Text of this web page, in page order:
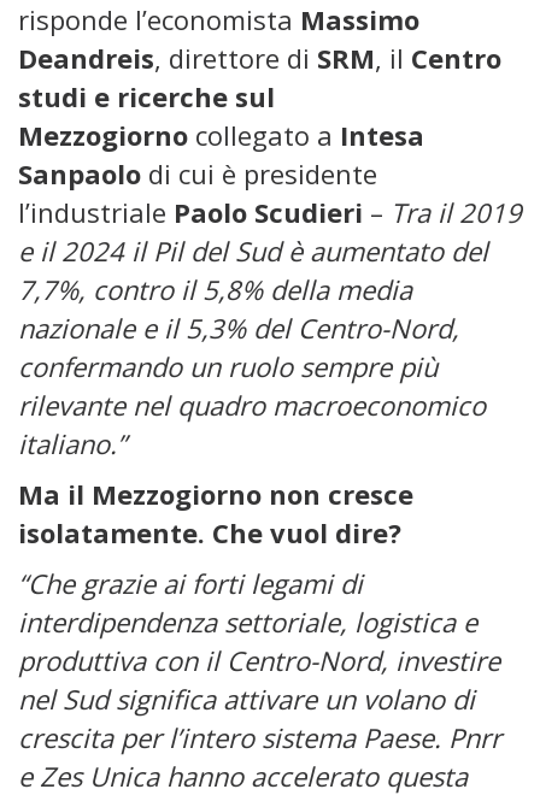
risponde l’economista Massimo
Deandreis, direttore di SRM, il Centro
studi e ricerche sul
Mezzogiorno collegato a Intesa
Sanpaolo di cui è presidente
l’industriale Paolo Scudieri – Tra il 2019
e il 2024 il Pil del Sud è aumentato del
7,7%, contro il 5,8% della media
nazionale e il 5,3% del Centro-Nord,
confermando un ruolo sempre più
rilevante nel quadro macroeconomico
italiano.”
Ma il Mezzogiorno non cresce
isolatamente. Che vuol dire?
“Che grazie ai forti legami di
interdipendenza settoriale, logistica e
produttiva con il Centro-Nord, investire
nel Sud significa attivare un volano di
crescita per l’intero sistema Paese. Pnrr
e Zes Unica hanno accelerato questa